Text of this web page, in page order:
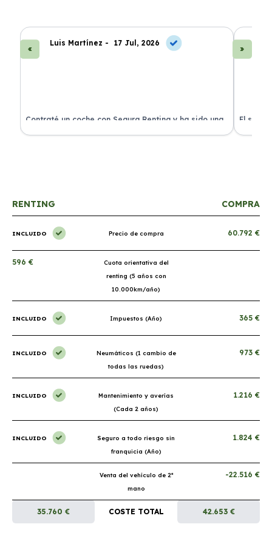
Luis Martínez - 17 Jul, 2026
Contraté un coche con Segura Renting y ha sido una
experiencia fantástica. Todo incluido y sin sorpresas.
El
proceso
RENTING COMPRA
INCLUIDO Precio de compra 60.792 €
596 €
Cuota orientativa del
renting (5 años con
10.000km/año)
INCLUIDO Impuestos (Año) 365 €
INCLUIDO
Neumáticos (1 cambio de
todas las ruedas)
973 €
INCLUIDO
Mantenimiento y averías
(Cada 2 años)
1.216 €
INCLUIDO
Seguro a todo riesgo sin
franquicia (Año)
1.824 €
Venta del vehículo de 2ª
mano
-22.516 €
35.760 € COSTE TOTAL 42.653 €